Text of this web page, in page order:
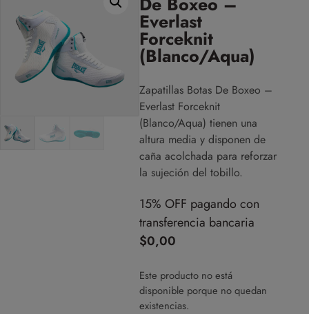
Everlast
Forceknit
(Blanco/Aqua)
Zapatillas Botas De Boxeo –
Everlast Forceknit
(Blanco/Aqua) tienen una
altura media y disponen de
caña acolchada para reforzar
la sujeción del tobillo.
15% OFF pagando con
transferencia bancaria
$0,00
Este producto no está
disponible porque no quedan
existencias.